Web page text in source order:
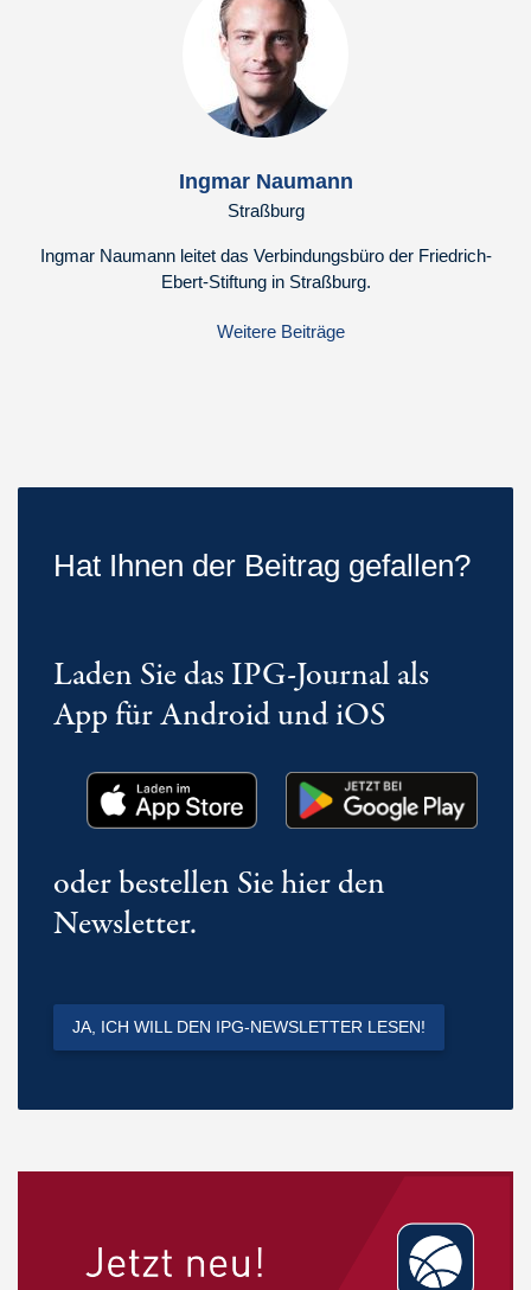
Ingmar Naumann
Straßburg
Ingmar Naumann leitet das Verbindungsbüro der Friedrich-
Ebert-Stiftung in Straßburg.
Weitere Beiträge
Hat Ihnen der Beitrag gefallen?
Laden Sie das IPG-Journal als
App für Android und iOS
oder bestellen Sie hier den
Newsletter.
JA, ICH WILL DEN IPG-NEWSLETTER LESEN!